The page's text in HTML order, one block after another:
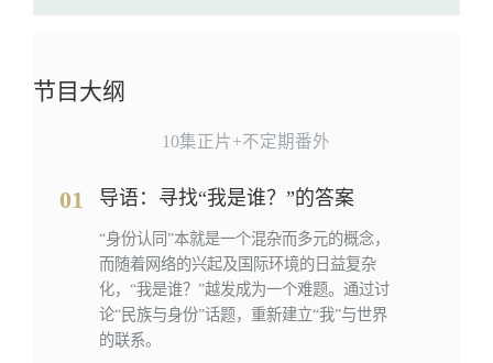
节目大纲
10集正片+不定期番外
01 导语：寻找“我是谁？”的答案
“身份认同”本就是一个混杂而多元的概念，
而随着网络的兴起及国际环境的日益复杂
化，“我是谁？”越发成为一个难题。通过讨
论“民族与身份”话题，重新建立“我”与世界
的联系。